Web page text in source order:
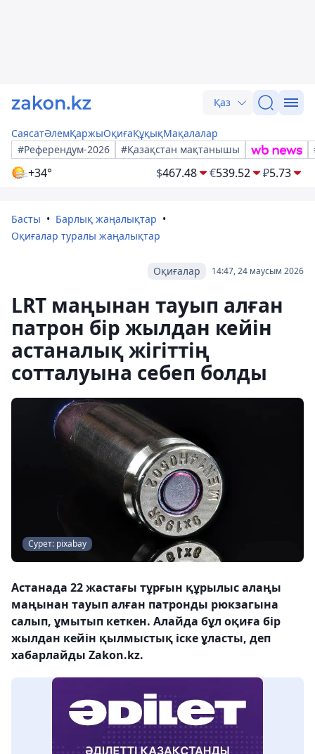
Қаз
СаясатӘлемҚаржыОқиғаҚұқықМақалалар
#Референдум-2026
#Қазақстан мақтанышы
+34° $467.48 €539.52 ₽5.73
Басты
Барлық жаңалықтар
Оқиғалар туралы жаңалықтар
14:47, 24 маусым 2026
Оқиғалар
LRT маңынан тауып алған
патрон бір жылдан кейін
астаналық жігіттің
сотталуына себеп болды
Сурет: pixabay
Астанада 22 жастағы тұрғын құрылыс алаңы
маңынан тауып алған патронды рюкзагына
салып, ұмытып кеткен. Алайда бұл оқиға бір
жылдан кейін қылмыстық іске ұласты, деп
хабарлайды Zakon.kz.